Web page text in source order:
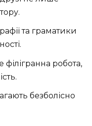
та граматики
робота,
безболісно